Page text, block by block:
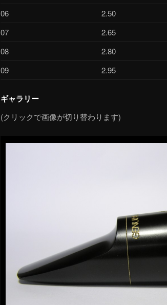
06
2.50
07
2.65
08
2.80
09
2.95
ギャラリー
(クリックで画像が切り替わります)